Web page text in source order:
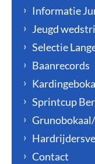
Informatie
Jeugd
Selectie
Baanrecords
Sprintcup
Contact